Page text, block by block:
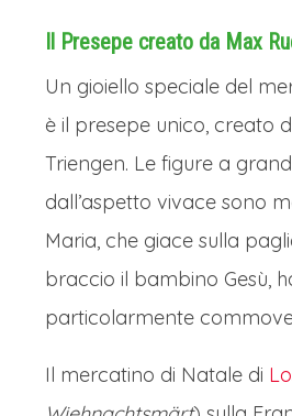
autonomamente tra
per fare i primi regali
o per gli altri, o per
delle prelibatezze che
aromi ai quali è
I mercatini di Natale di
celebre
magia antica che dal
città. La Place
300 casette di legno,
Il Presepe creato da Max
Un gioiello speciale del
è il presepe unico, creato
Triengen. Le figure a
dall’aspetto vivace sono
Maria, che giace sulla
braccio il bambino Gesù,
particolarmente
Il mercatino di Natale di